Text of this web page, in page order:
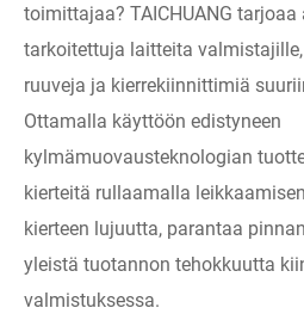
toimittajaa? TAICHUANG
tarkoitettuja laitteita
ruuveja ja kierrekiinnittimiä
Ottamalla käyttöön edistyneen
kylmämuovausteknologian
kierteitä rullaamalla
kierteen lujuutta, parantaa
yleistä tuotannon tehokkuutta
valmistuksessa.